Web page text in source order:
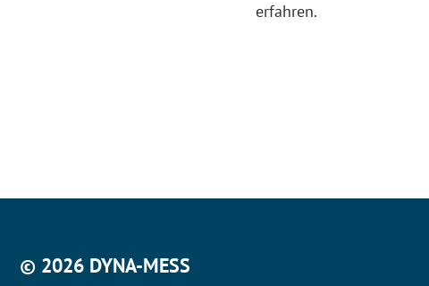
erfahren.
© 2026 DYNA-MESS